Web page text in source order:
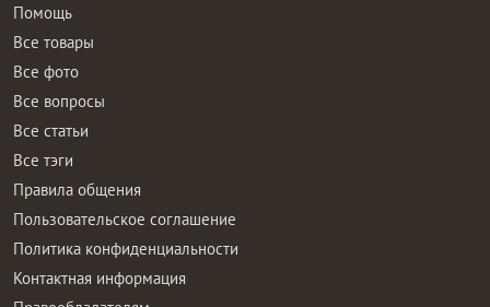
Помощь
Все товары
Все фото
Все вопросы
Все статьи
Все тэги
Правила общения
Пользовательское соглашение
Политика конфиденциальности
Контактная информация